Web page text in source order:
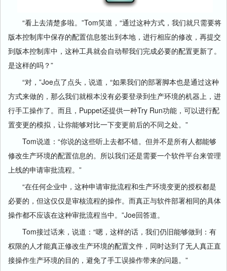
“看上去清楚多啦。”Tom笑道，“通过这种方式，我们就只需要将
版本控制库中保存的配置信息签出到本地，进行相应的修改，再提交
到版本控制库中，这种工具就会自动帮我们完成必要的配置更新了。
是这样的吗？”
“对，”Joe点了点头，说道，“如果我们的部署脚本也是通过这种
方式来做的，那么我们就根本没有必要登录到生产环境的机器上，进
行手工操作了。而且，Puppet还提供一种Try Run功能，可以进行配
置变更的模拟，让你能够对比一下变更前后的不同之处。”
Tom说道：“你说的这些听上去都不错。但并不是所有人都能够
修改生产环境的配置信息的。所以我们还是需要一个软件平台来管理
上线的申请审批流程。”
“在任何企业中，这种申请审批流程和生产环境变更的授权都是
必要的，但这仅仅是审核流程的操作。而真正与软件部署相同的具体
操作都不应该在这种审批流程当中。”Joe回答道。
Tom接过话来，说道：“嗯，这样的话，我们仍旧能够做到：有
权限的人才能真正修改生产环境的配置文件，同时达到了无人真正直
接操作生产环境的目的，避免了手工误操作带来的问题。”